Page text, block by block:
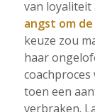
van loyaliteit
angst om
keuze zou
haar
coachproces
toen een
verbraken.